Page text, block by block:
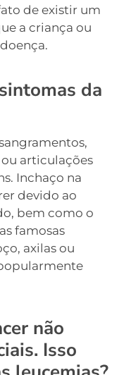
de existir um
a criança ou
da
ou articulações
Inchaço na
devido ao
bem como o
famosas
axilas ou
não
Isso